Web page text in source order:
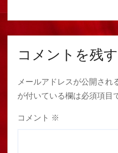
コメントを残す
メールアドレスが公開され
が付いている欄は必須項目
コメント ※